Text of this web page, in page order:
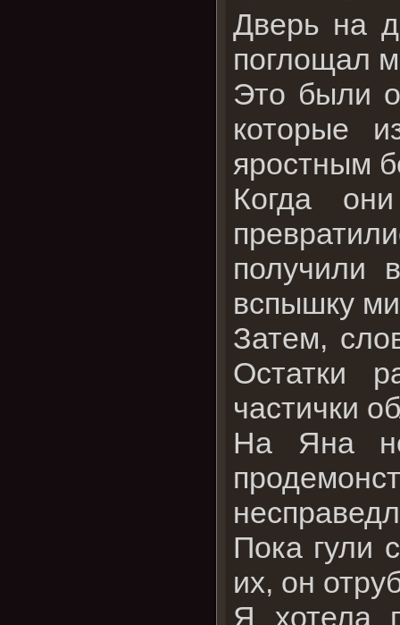
Дверь на
поглощал
Это были
которые
яростным
Когда
получили
вспышку
Затем,
Остатки
частички
На Яна
Пока гули
их, он
Я хотела